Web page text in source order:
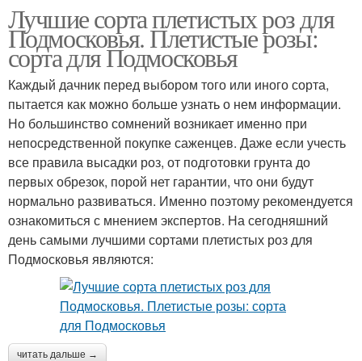
Лучшие сорта плетистых роз для
Подмосковья. Плетистые розы:
сорта для Подмосковья
Каждый дачник перед выбором того или иного сорта,
пытается как можно больше узнать о нем информации.
Но большинство сомнений возникает именно при
непосредственной покупке саженцев. Даже если учесть
все правила высадки роз, от подготовки грунта до
первых обрезок, порой нет гарантии, что они будут
нормально развиваться. Именно поэтому рекомендуется
ознакомиться с мнением экспертов. На сегодняшний
день самыми лучшими сортами плетистых роз для
Подмосковья являются:
читать дальше →